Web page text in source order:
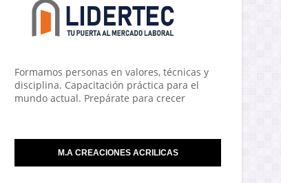
Formamos personas en valores, técnicas y
disciplina. Capacitación práctica para el
mundo actual. Prepárate para crecer
M.A CREACIONES ACRILICAS